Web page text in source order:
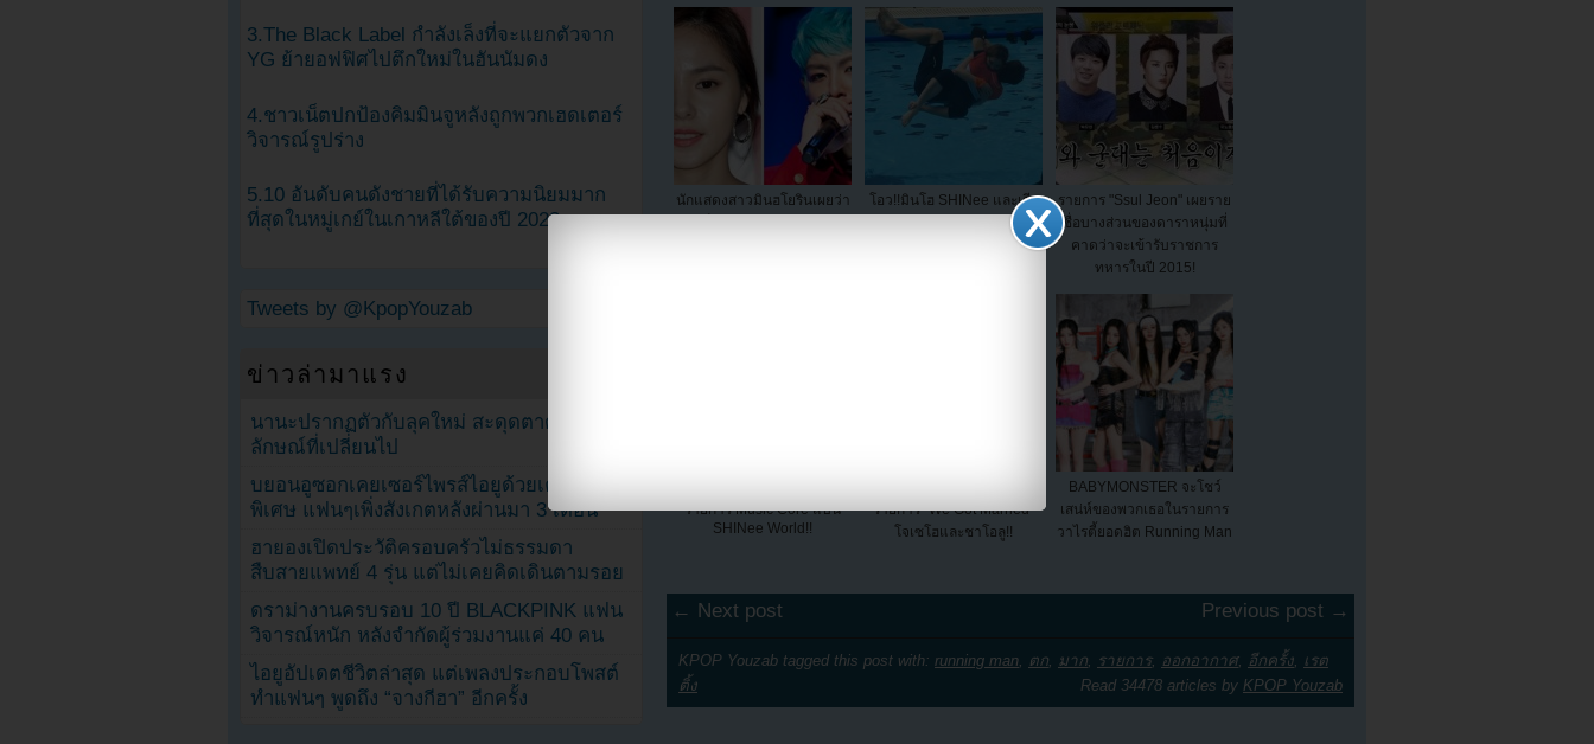
นักแสดงสาวมินฮโยรินเผยว่า
โอว!!มินโฮ SHINee และเจีย
miss A ใกล้ชิดกันแบบสุดๆใน
รายการ Let's Go Dream
รายการ "Ssul Jeon" เผยราย
ชื่อบางส่วนของดาราหนุ่มที่
คาดว่าจะเข้ารับราชการ
ทหารในปี 2015!
รายการ Music Core แบน
SHINee World!!
รายการ "We Got Married"
โจเซโฮและชาโอลู!!
BABYMONSTER จะโชว์
เสน่ห์ของพวกเธอในรายการ
วาไรตี้ยอดฮิต Running Man
← Next post Previous post →
KPOP Youzab tagged this post with: running man, ตก, มาก, รายการ, ออกอากาศ, อีกครั้ง, เรต
ติ้ง
Read 34478 articles by KPOP Youzab
3.The Black Label กำลังเล็งที่จะแยกตัวจาก
YG ย้ายอฟฟิศไปตึกใหม่ในฮันนัมดง
4.ชาวเน็ตปกป้องคิมมินจูหลังถูกพวกเฮดเตอร์
วิจารณ์รูปร่าง
5.10 อันดับคนดังชายที่ได้รับความนิยมมาก
ที่สุดในหมู่เกย์ในเกาหลีใต้ของปี 2023
Tweets by @KpopYouzab
ข่าวล่ามาแรง
นานะปรากฏตัวกับลุคใหม่ สะดุดตาด้วยภาพ
ลักษณ์ที่เปลี่ยนไป
บยอนอูซอกเคยเซอร์ไพรส์ไอยูด้วยเค้กสั่งทำ
พิเศษ แฟนๆเพิ่งสังเกตหลังผ่านมา 3 เดือน
ฮายองเปิดประวัติครอบครัวไม่ธรรมดา
สืบสายแพทย์ 4 รุ่น แต่ไม่เคยคิดเดินตามรอย
ดราม่างานครบรอบ 10 ปี BLACKPINK แฟน
วิจารณ์หนัก หลังจำกัดผู้ร่วมงานแค่ 40 คน
ไอยูอัปเดตชีวิตล่าสุด แต่เพลงประกอบโพสต์
ทำแฟนๆ พูดถึง “จางกีฮา” อีกครั้ง